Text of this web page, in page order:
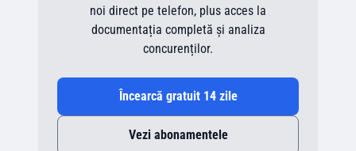
noi direct pe telefon, plus acces la
documentația completă și analiza
concurenților.
Încearcă gratuit 14 zile
Vezi abonamentele